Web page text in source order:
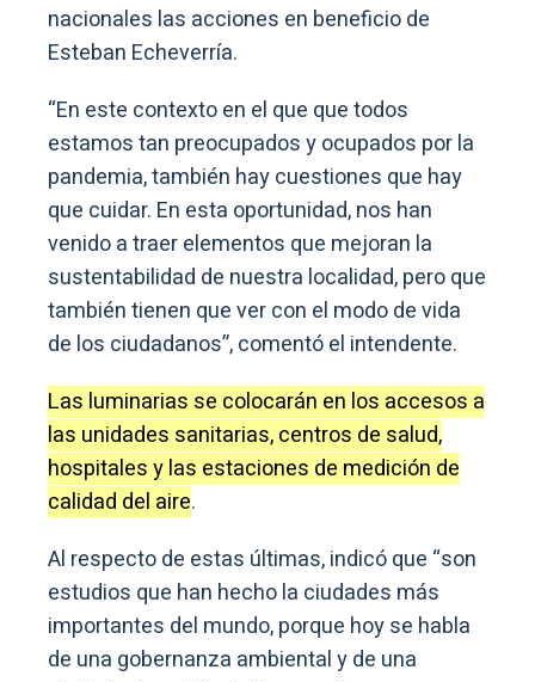
nacionales las acciones en beneficio de
Esteban Echeverría.
“En este contexto en el que que todos
estamos tan preocupados y ocupados por la
pandemia, también hay cuestiones que hay
que cuidar. En esta oportunidad, nos han
venido a traer elementos que mejoran la
sustentabilidad de nuestra localidad, pero que
también tienen que ver con el modo de vida
de los ciudadanos”, comentó el intendente.
Las luminarias se colocarán en los accesos a
las unidades sanitarias, centros de salud,
hospitales y las estaciones de medición de
calidad del aire.
Al respecto de estas últimas, indicó que “son
estudios que han hecho la ciudades más
importantes del mundo, porque hoy se habla
de una gobernanza ambiental y de una